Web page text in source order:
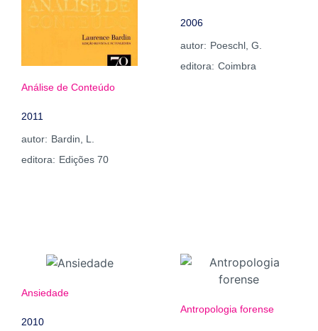
Análise de Conteúdo
2011
autor: Bardin, L.
editora: Edições 70
2006
autor: Poeschl, G.
editora: Coimbra
Ansiedade
2010
Antropologia forense